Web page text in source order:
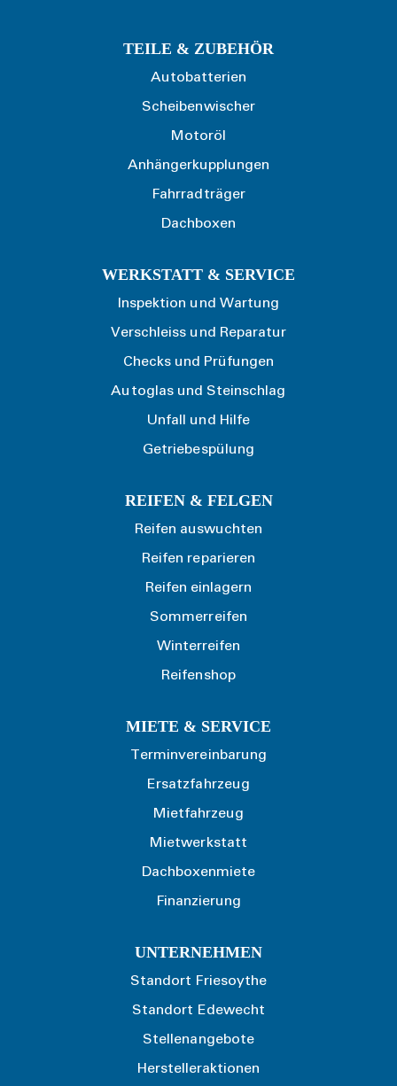
TEILE & ZUBEHÖR
Autobatterien
Scheibenwischer
Motoröl
Anhängerkupplungen
Fahrradträger
Dachboxen
WERKSTATT & SERVICE
Inspektion und Wartung
Verschleiss und Reparatur
Checks und Prüfungen
Autoglas und Steinschlag
Unfall und Hilfe
Getriebespülung
REIFEN & FELGEN
Reifen auswuchten
Reifen reparieren
Reifen einlagern
Sommerreifen
Winterreifen
Reifenshop
MIETE & SERVICE
Terminvereinbarung
Ersatzfahrzeug
Mietfahrzeug
Mietwerkstatt
Dachboxenmiete
Finanzierung
UNTERNEHMEN
Standort Friesoythe
Standort Edewecht
Stellenangebote
Herstelleraktionen